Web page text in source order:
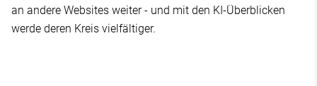
an andere Websites weiter - und mit den KI-Überblicken
werde deren Kreis vielfältiger.